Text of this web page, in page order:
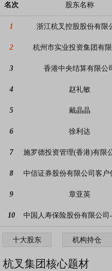
名次 股东名称
1 浙江杭叉控股股份有限
2 杭州市实业投资集团有限
3 香港中央结算有限公
4 赵礼敏
5 戴晶晶
6 徐利达
7
8
9 章亚英
10
十大股东 机构持仓
杭叉集团核心题材